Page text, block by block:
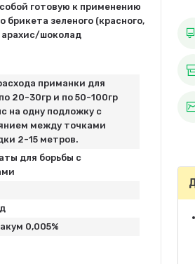
готовую к применению
брикета зеленого (красного,
арахис/шоколад
приманки для
20-30гр и по 50-100гр
на одну подложку с
между точками
2-15 метров.
для борьбы с
0,005%